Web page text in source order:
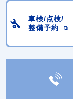
車検/点検/
整備予約